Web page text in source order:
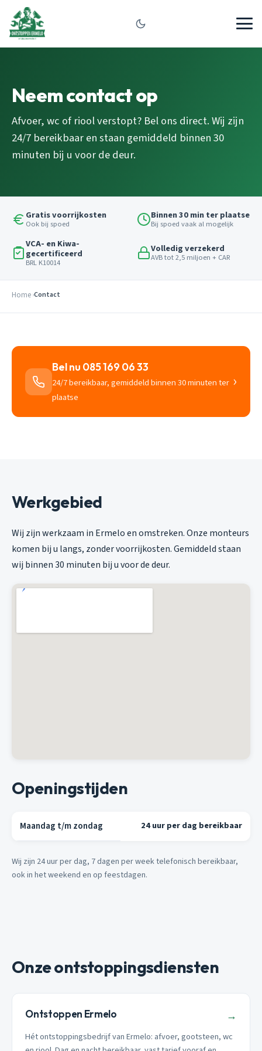
Neem contact op
Afvoer, wc of riool verstopt? Bel ons direct. Wij zijn
24/7 bereikbaar en staan gemiddeld binnen 30
minuten bij u voor de deur.
Gratis voorrijkosten
Ook bij spoed
Binnen 30 min ter plaatse
Bij spoed vaak al mogelijk
VCA- en Kiwa-
gecertificeerd
BRL K10014
Volledig verzekerd
AVB tot 2,5 miljoen + CAR
Home Contact
Bel nu 085 169 06 33
24/7 bereikbaar, gemiddeld binnen 30 minuten ter
plaatse
›
Werkgebied
Wij zijn werkzaam in Ermelo en omstreken. Onze monteurs
komen bij u langs, zonder voorrijkosten. Gemiddeld staan
wij binnen 30 minuten bij u voor de deur.
Openingstijden
Maandag t/m zondag 24 uur per dag bereikbaar
Wij zijn 24 uur per dag, 7 dagen per week telefonisch bereikbaar,
ook in het weekend en op feestdagen.
Onze ontstoppingsdiensten
Ontstoppen Ermelo →
Hét ontstoppingsbedrijf van Ermelo: afvoer, gootsteen, wc